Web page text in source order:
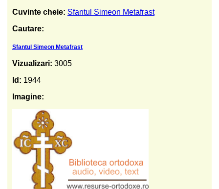
Cuvinte cheie: Sfantul Simeon Metafrast
Cautare:
Sfantul Simeon Metafrast
Vizualizari: 3005
Id: 1944
Imagine: